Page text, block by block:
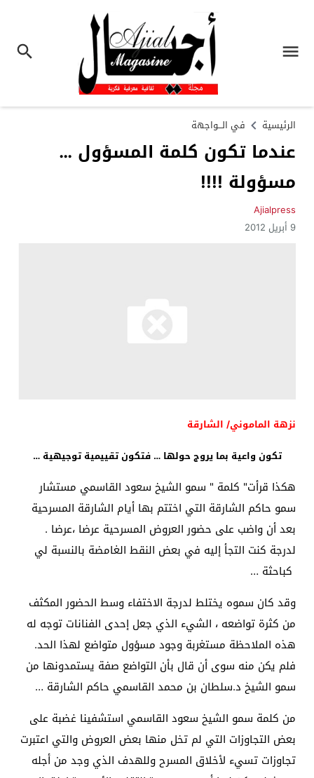
الرئيسية في الـــواجهة
عندما تكون كلمة المسؤول …
مسؤولة !!!!
Ajialpress
9 أبريل 2012
نزهة الماموني/ الشارقة
تكون واعية بما يروج حولها … فتكون تقييمية توجيهية …
هكذا قرأت" كلمة " سمو الشيخ سعود القاسمي مستشار
سمو حاكم الشارقة التي اختتم بها أيام الشارقة المسرحية
بعد أن واضب على حضور العروض المسرحية عرضا ،عرضا .
لدرجة كنت التجأ إليه في بعض النقط الغامضة بالنسبة لي
كباحثة …
وقد كان سموه يختلط لدرجة الاختفاء وسط الحضور المكثف
من كثرة تواضعه ، الشيء الذي جعل إحدى الفنانات توجه له
هذه الملاحظة مستغربة وجود مسؤول متواضع لهذا الحد.
فلم يكن منه سوى أن قال بأن التواضع صفة يستمدونها من
سمو الشيخ د.سلطان بن محمد القاسمي حاكم الشارقة …
من كلمة سمو الشيخ سعود القاسمي استشفينا غضبة على
بعض التجاوزات التي لم تخل منها بعض العروض والتي اعتبرت
تجاوزات تسيء لأخلاق المسرح وللهدف الذي وجد من أجله